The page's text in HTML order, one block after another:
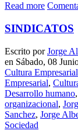
Read more
SINDICATOS
Escrito porJorge
en Sábado, 08
Cultura Empresarial
Empresarial,
Desarrollo humano,
organizacional,
Sanchez, Jorge
Sociedad